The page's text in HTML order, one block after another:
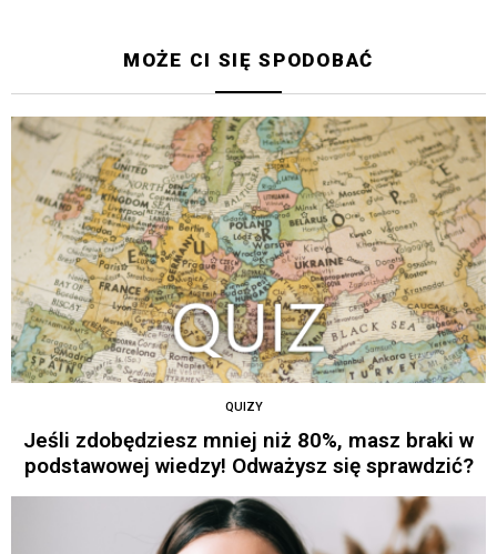
MOŻE CI SIĘ SPODOBAĆ
QUIZY
Jeśli zdobędziesz mniej niż 80%, masz braki w
podstawowej wiedzy! Odważysz się sprawdzić?